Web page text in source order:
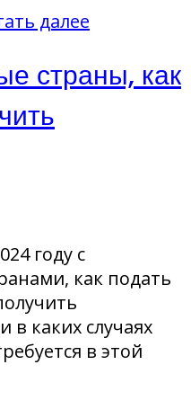
далее
страны, как
году с
как подать
в каких случаях
в этой